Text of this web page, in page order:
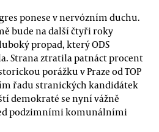
ponese v nervózním duchu.
bude na další čtyři roky
propad, který ODS
Strana ztratila patnáct procent
porážku v Praze od TOP
řadu stranických kandidátek
demokraté se nyní vážně
podzimními komunálními